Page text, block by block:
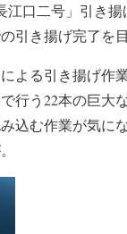
江口二号」引き
引き揚げ完了を
よる引き揚げ作
行う22本の巨大
込む作業が気に